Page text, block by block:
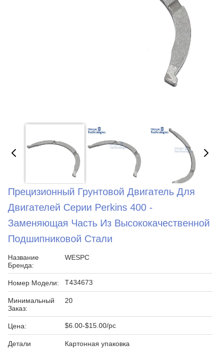
Прецизионный Грунтовой Двигатель Для
Двигателей Серии Perkins 400 -
Заменяющая Часть Из Высококачественной
Подшипниковой Стали
Название
Бренда:
WESPC
Номер Модели: Т434673
Минимальный
Заказ:
20
Цена: $6.00-$15.00/pc
Детали
Картонная упаковка